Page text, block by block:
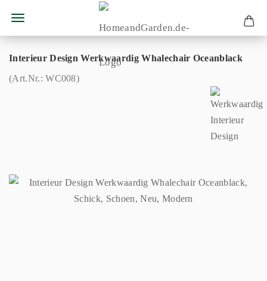
Interieur Design Werkwaardig Whalechair Oceanblack
(Art.Nr.:WC008)